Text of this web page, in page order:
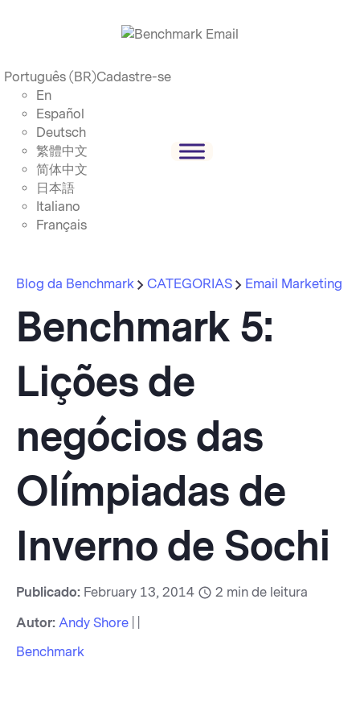
Português (BR)
En
Español
Deutsch
繁體中文
简体中文
日本語
Italiano
Français
Cadastre-se
Blog da Benchmark CATEGORIAS Email Marketing
Benchmark 5:
Lições de
negócios das
Olímpiadas de
Inverno de Sochi
Publicado: February 13, 2014 2 min de leitura
Autor: Andy Shore
Benchmark